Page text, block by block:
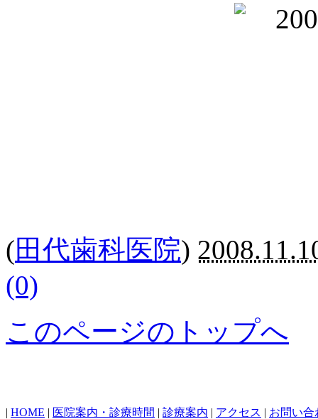
(田代歯科医院)
(0)
このページのトップへ
| HOME | 医院案内・診療時間 | 診療案内 | アクセス | お問い合